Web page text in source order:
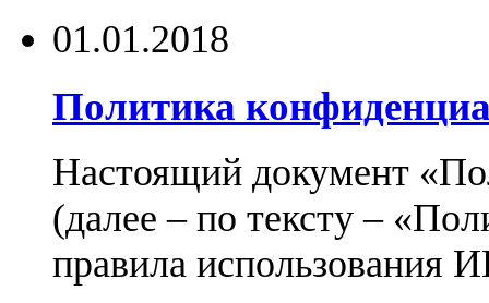
01.01.2018
Политика
Настоящий документ
(далее – по тексту –
правила использования